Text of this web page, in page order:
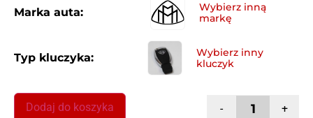
Marka auta:
Typ kluczyka:
- +
Dodaj do koszyka